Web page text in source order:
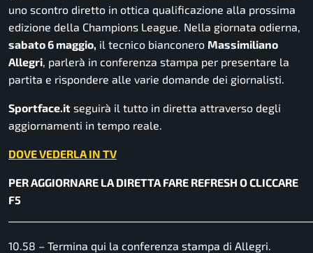
uno scontro diretto in ottica qualificazione alla prossima
edizione della Champions League. Nella giornata odierna,
sabato 6 maggio, il tecnico bianconero Massimiliano
Allegri, parlerà in conferenza stampa per presentare la
partita e rispondere alle varie domande dei giornalisti.
Sportface.it seguirà il tutto in diretta attraverso degli
aggiornamenti in tempo reale.
DOVE VEDERLA IN TV
PER AGGIORNARE LA DIRETTA FARE REFRESH O CLICCARE
F5
10.58 – Termina qui la conferenza stampa di Allegri.